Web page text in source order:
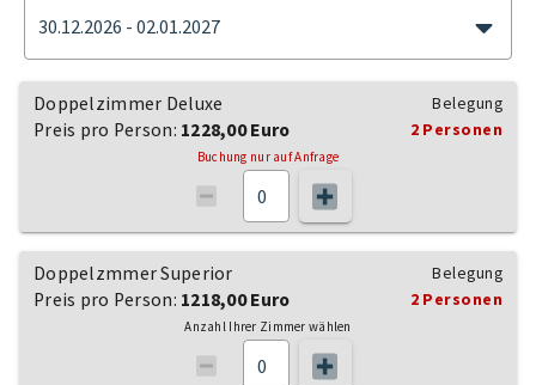
30.12.2026 - 02.01.2027
Doppelzimmer Deluxe
Preis pro Person: 1228,00 Euro
Belegung
2 Personen
Buchung nur auf Anfrage
Doppelzmmer Superior
Preis pro Person: 1218,00 Euro
Belegung
2 Personen
Anzahl Ihrer Zimmer wählen